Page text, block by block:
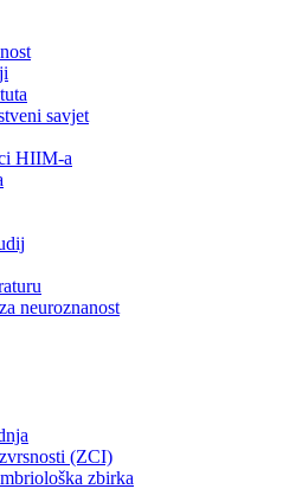
savjet
HIIM-a
neuroznanost
(ZCI)
zbirka